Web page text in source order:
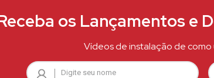
os Lançamentos e
Vídeos de instalação de como